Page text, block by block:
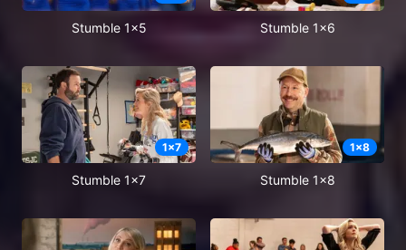
Stumble 1x5 Stumble 1x6
1x7
Stumble 1x7
1x8
Stumble 1x8